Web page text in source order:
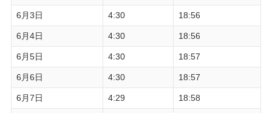
6月3日 4:30 18:56
6月4日 4:30 18:56
6月5日 4:30 18:57
6月6日 4:30 18:57
6月7日 4:29 18:58